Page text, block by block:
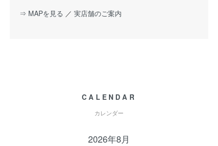
⇒ MAPを見る ／ 実店舗のご案内
CALENDAR
カレンダー
2026年8月